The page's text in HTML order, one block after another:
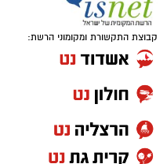
קבוצת התקשורת ומקומוני הרשת: